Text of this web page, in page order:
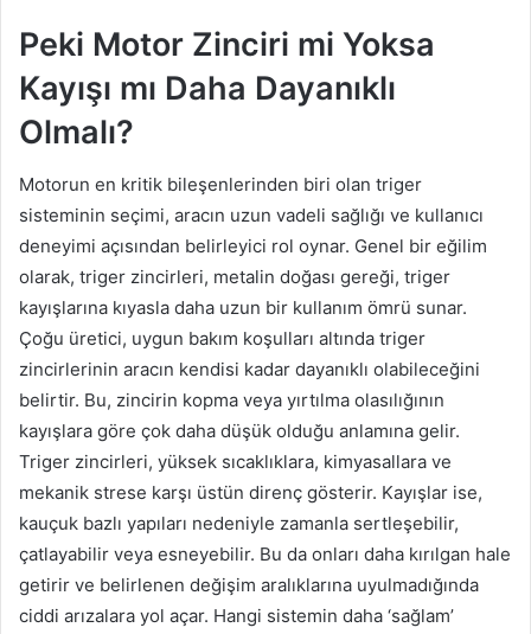
Peki Motor Zinciri mi Yoksa
Kayışı mı Daha Dayanıklı
Olmalı?
Motorun en kritik bileşenlerinden biri olan triger
sisteminin seçimi, aracın uzun vadeli sağlığı ve kullanıcı
deneyimi açısından belirleyici rol oynar. Genel bir eğilim
olarak, triger zincirleri, metalin doğası gereği, triger
kayışlarına kıyasla daha uzun bir kullanım ömrü sunar.
Çoğu üretici, uygun bakım koşulları altında triger
zincirlerinin aracın kendisi kadar dayanıklı olabileceğini
belirtir. Bu, zincirin kopma veya yırtılma olasılığının
kayışlara göre çok daha düşük olduğu anlamına gelir.
Triger zincirleri, yüksek sıcaklıklara, kimyasallara ve
mekanik strese karşı üstün direnç gösterir. Kayışlar ise,
kauçuk bazlı yapıları nedeniyle zamanla sertleşebilir,
çatlayabilir veya esneyebilir. Bu da onları daha kırılgan hale
getirir ve belirlenen değişim aralıklarına uyulmadığında
ciddi arızalara yol açar. Hangi sistemin daha ‘sağlam’